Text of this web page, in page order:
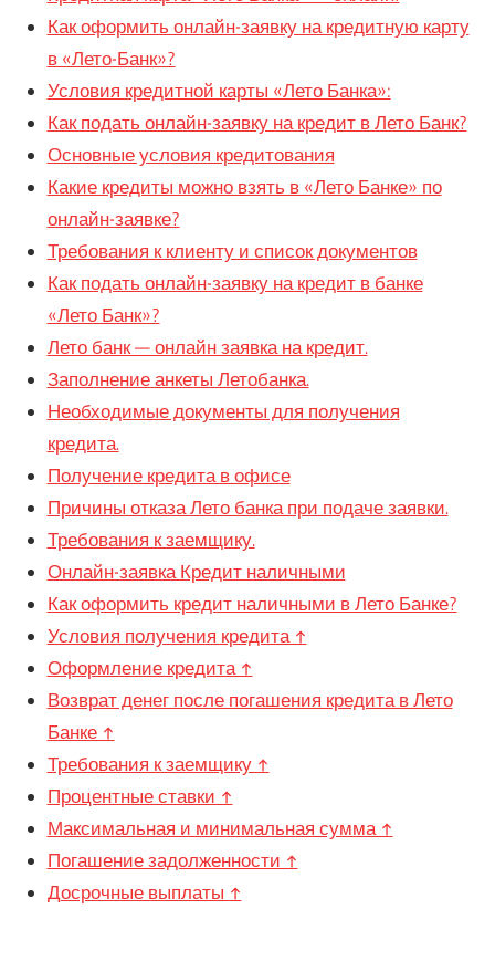
Как оформить онлайн-заявку на кредитную карту
в «Лето-Банк»?
Условия кредитной карты «Лето Банка»:
Как подать онлайн-заявку на кредит в Лето Банк?
Основные условия кредитования
Какие кредиты можно взять в «Лето Банке» по
онлайн-заявке?
Требования к клиенту и список документов
Как подать онлайн-заявку на кредит в банке
«Лето Банк»?
Лето банк — онлайн заявка на кредит.
Заполнение анкеты Летобанка.
Необходимые документы для получения
кредита.
Получение кредита в офисе
Причины отказа Лето банка при подаче заявки.
Требования к заемщику.
Онлайн-заявка Кредит наличными
Как оформить кредит наличными в Лето Банке?
Условия получения кредита ↑
Оформление кредита ↑
Возврат денег после погашения кредита в Лето
Банке ↑
Требования к заемщику ↑
Процентные ставки ↑
Максимальная и минимальная сумма ↑
Погашение задолженности ↑
Досрочные выплаты ↑